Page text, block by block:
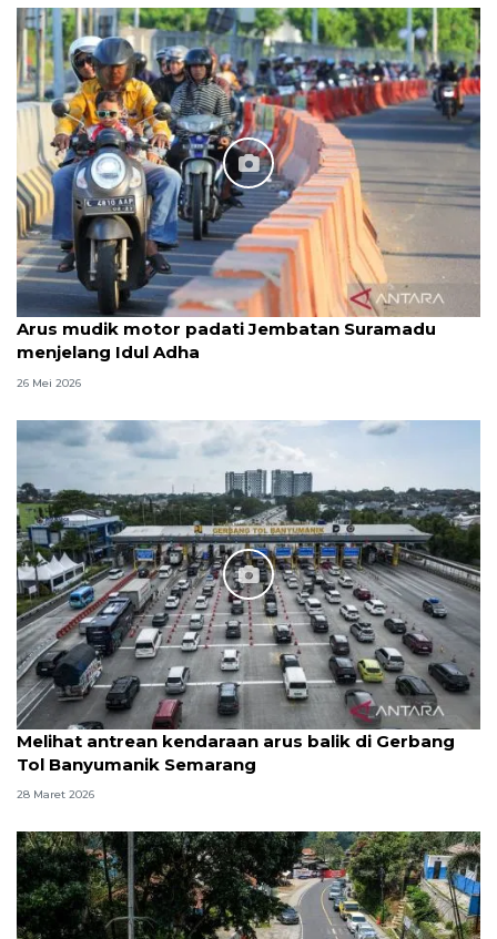
Arus mudik motor padati Jembatan Suramadu
menjelang Idul Adha
26 Mei 2026
Melihat antrean kendaraan arus balik di Gerbang
Tol Banyumanik Semarang
28 Maret 2026